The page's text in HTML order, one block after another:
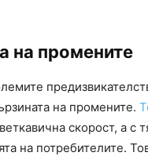
на промените
на промените.
скорост, а с
на потребителите.